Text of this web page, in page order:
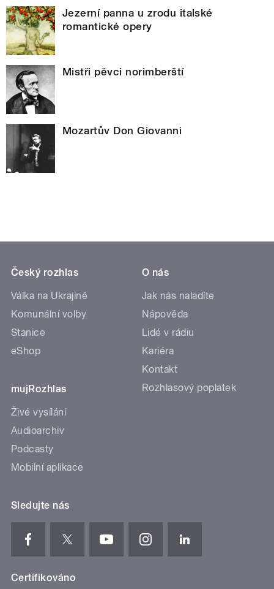
Jezerní panna u zrodu italské
romantické opery
Mistři pěvci norimberští
Mozartův Don Giovanni
Český rozhlas
Válka na Ukrajině
Komunální volby
Stanice
eShop
mujRozhlas
Živé vysílání
Audioarchiv
Podcasty
Mobilní aplikace
O nás
Jak nás naladíte
Nápověda
Lidé v rádiu
Kariéra
Kontakt
Rozhlasový poplatek
Sledujte nás
Certifikováno